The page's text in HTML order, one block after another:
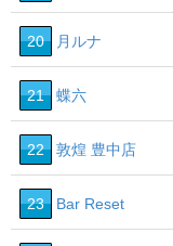
20 月ルナ
21 蝶六
22 敦煌 豊中店
23 Bar Reset